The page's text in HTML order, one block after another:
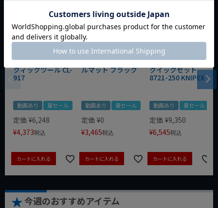
WIT マルチアングル
クィックツール CL-
917
動画あり 夏セール
定価 ¥6,248
¥4,373税込
カートに入れる
WIT マグネットツー
ルマット ブラック
動画あり 夏セール
定価 ¥0
¥3,465税込
カートに入れる
クニペックス コブラ
クイックセット
8721-250 KNIPEX
動画あり 夏セール
定価 ¥9,350
¥6,545税込
カートに入れる
今週のおすすめアイテム